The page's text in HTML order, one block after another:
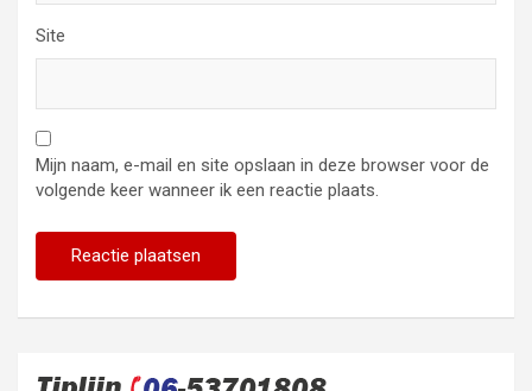
Site
Mijn naam, e-mail en site opslaan in deze browser voor de
volgende keer wanneer ik een reactie plaats.